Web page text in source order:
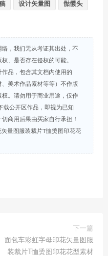
设计矢量图 骷髅头
，我们无从考证其出处，不
、是否存在侵权的可能。
品，包含其文档内使用的
、美术作品素材等等）不作版
。请勿用于商业用途，仅作
载公开区作品，即视为已知
商用后果由买家自行承担！
量图服装裁片T恤烫图印花花
下一篇
面包车彩虹字母印花矢量图服
装裁片T恤烫图印花花型素材